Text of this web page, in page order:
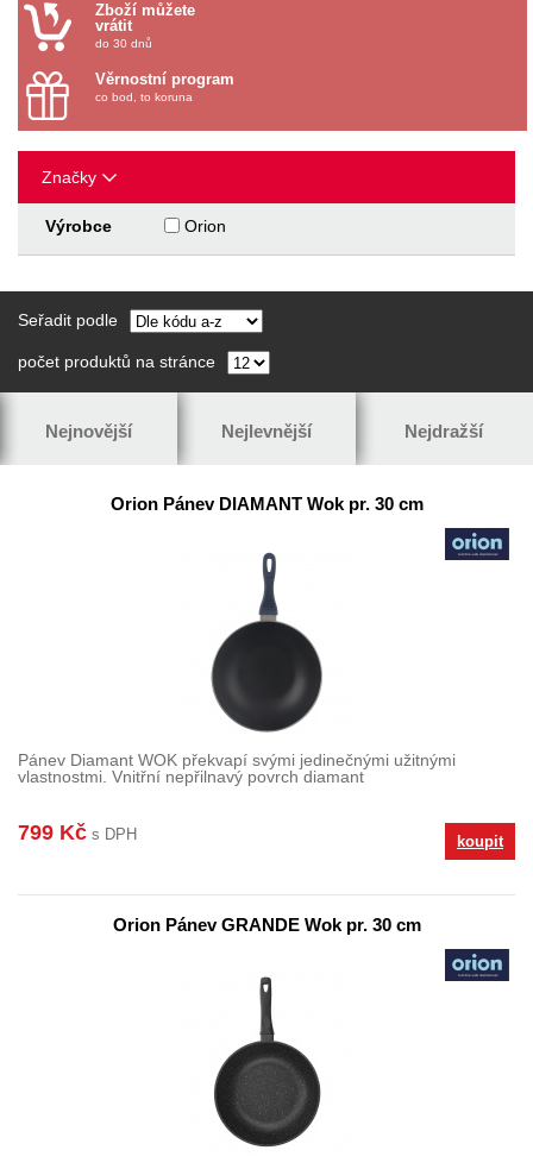
Zboží můžete
vrátit
do 30 dnů
Věrnostní program
co bod, to koruna
Značky
Výrobce Orion
Seřadit podle
počet produktů na stránce
Nejnovější Nejlevnější Nejdražší
Orion Pánev DIAMANT Wok pr. 30 cm
Pánev Diamant WOK překvapí svými jedinečnými užitnými
vlastnostmi. Vnitřní nepřilnavý povrch diamant
799 Kč s DPH koupit
Orion Pánev GRANDE Wok pr. 30 cm